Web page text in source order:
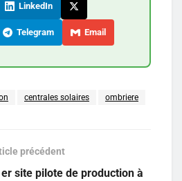
LinkedIn
Telegram Email
centrales solaires ombriere
précédent
site pilote de production à